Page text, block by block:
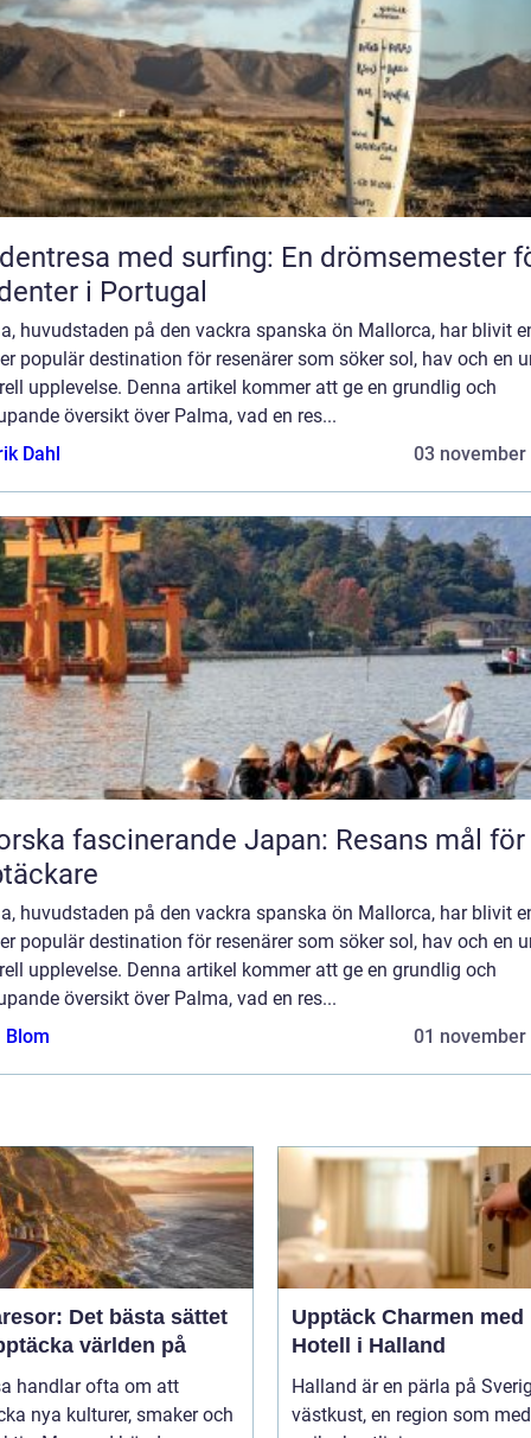
med surfing: En drömsemester
i Portugal
huvudstaden på den vackra spanska ön Mallorca, har blivit
populär destination för resenärer som söker sol, hav och en
upplevelse. Denna artikel kommer att ge en grundlig och
översikt över Palma, vad en res...
Dahl
03 november
fascinerande Japan: Resans mål för
huvudstaden på den vackra spanska ön Mallorca, har blivit
populär destination för resenärer som söker sol, hav och en
upplevelse. Denna artikel kommer att ge en grundlig och
översikt över Palma, vad en res...
Blom
01 november
Det bästa sättet
världen på
handlar ofta om att
nya kulturer, smaker och
Upptäck Charmen med
Hotell i Halland
Halland är en pärla på
västkust, en region som